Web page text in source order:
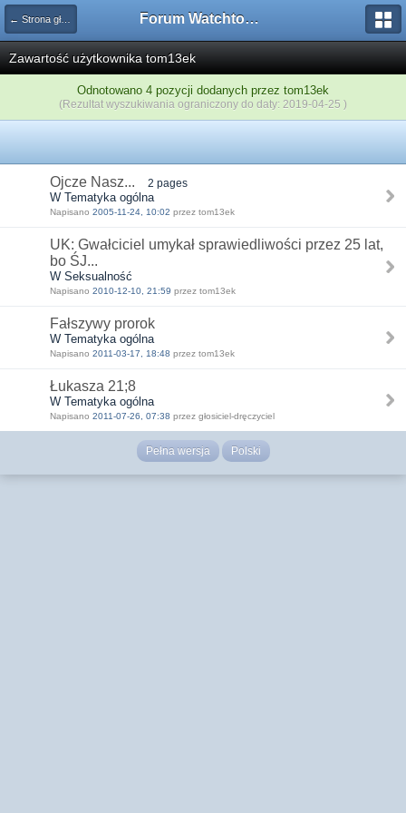
← Strona główna Forum Watchtower
Zawartość użytkownika tom13ek
Odnotowano 4 pozycji dodanych przez tom13ek
(Rezultat wyszukiwania ograniczony do daty: 2019-04-25 )
Ojcze Nasz... 2 pages
W Tematyka ogólna
Napisano 2005-11-24, 10:02 przez tom13ek
UK: Gwałciciel umykał sprawiedliwości przez 25 lat,
bo ŚJ...
W Seksualność
Napisano 2010-12-10, 21:59 przez tom13ek
Fałszywy prorok
W Tematyka ogólna
Napisano 2011-03-17, 18:48 przez tom13ek
Łukasza 21;8
W Tematyka ogólna
Napisano 2011-07-26, 07:38 przez głosiciel-dręczyciel
Pełna wersja Polski